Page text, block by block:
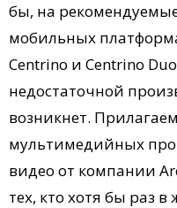
бы, на
мобильных
Centrino и Centrino
недостаточной
возникнет.
мультимедийных
видео от компании
тех, кто хотя бы раз